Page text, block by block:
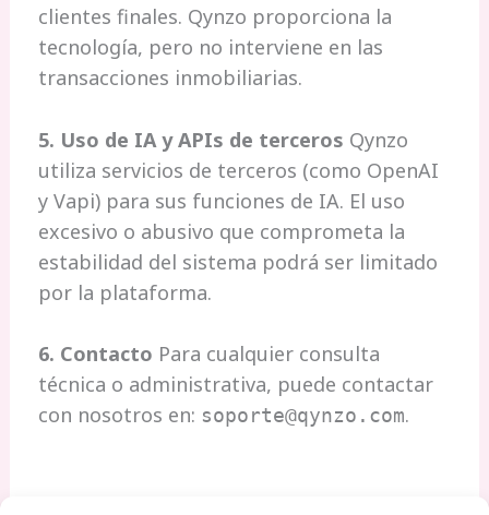
clientes finales. Qynzo proporciona la
tecnología, pero no interviene en las
transacciones inmobiliarias.
5. Uso de IA y APIs de terceros Qynzo
utiliza servicios de terceros (como OpenAI
y Vapi) para sus funciones de IA. El uso
excesivo o abusivo que comprometa la
estabilidad del sistema podrá ser limitado
por la plataforma.
6. Contacto Para cualquier consulta
técnica o administrativa, puede contactar
con nosotros en: soporte@qynzo.com.